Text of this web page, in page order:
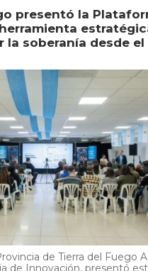
presentó la
la soberanía desde el
de Tierra del Fuego
de Innovación, presentó